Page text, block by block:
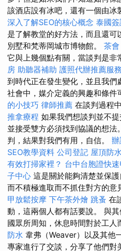
該酒店設有冰吧，還有一個由冰
深入了解SEO的核心概念 泰國簽
是了解教堂的好方法，而且還可
別墅和梵蒂岡城市博物館。 茶會
它與上幾個點有關，當談判是非
房 助聽器補助 護照代辦推薦服務
到時代正在發生變化，並且我們
社會中，媒介定義的興趣和條件
的小技巧 律師推薦 在談判過程
推拿療程 如果我們想談判並不
並接受雙方必須找到協議的想法
判，結果對我們有用，自信。
SEO教學資料 公司登記 屋頂防
有效打掃家裡？ 台中台胞證快
子中心 這是關於能夠清楚並保
而不積極進取而不抓住對方的意
甲放鬆按摩 下午茶外燴 跳蚤 在
動，這兩個人都有話要說。 與
國眾所周知，休息時間對於工人
防水 韋弗（Weaver）以及其他
專家進行了交談，分享了他們對